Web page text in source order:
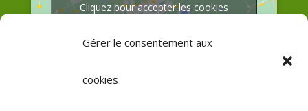
Gérer le consentement aux
cookies
Cliquez pour accepter les cookies